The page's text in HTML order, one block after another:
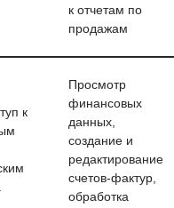
к отчетам по
продажам
к
Просмотр
финансовых
данных,
создание и
редактирование
счетов-фактур,
обработка